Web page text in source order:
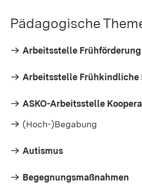
Pädagogische
Arbeitsstelle Frühförderung
Arbeitsstelle Frühkindliche
ASKO-Arbeitsstelle
(Hoch-)Begabung
Autismus
Begegnungsmaßnahmen